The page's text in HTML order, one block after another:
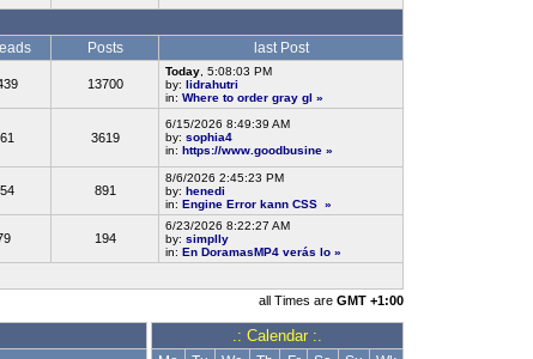
Posts last Post
13700
Today , 5:08:03 PM
by: lidrahutri
in: Where to order gray gl »
3619
6/15/2026 8:49:39 AM
by: sophia4
in: https://www.goodbusine »
891
8/6/2026 2:45:23 PM
by: henedi
in: Engine Error kann CSS »
194
6/23/2026 8:22:27 AM
by: simplly
in: En DoramasMP4 verás lo »
all Times are GMT +1:00
.: Calendar :.